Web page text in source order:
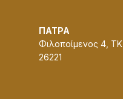
ΠΑΤΡΑ
Φιλοποίμενος 4, ΤΚ
26221